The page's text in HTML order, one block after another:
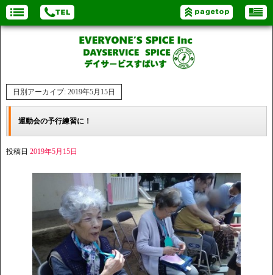
日別アーカイブ: 2019年5月15日
運動会の予行練習に！
投稿日 2019年5月15日